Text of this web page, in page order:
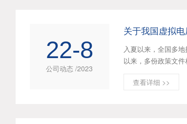
22-8
公司动态 /2023
关于我国虚拟
入夏以来，全国多
以来，多份政策文
查看详细 >>